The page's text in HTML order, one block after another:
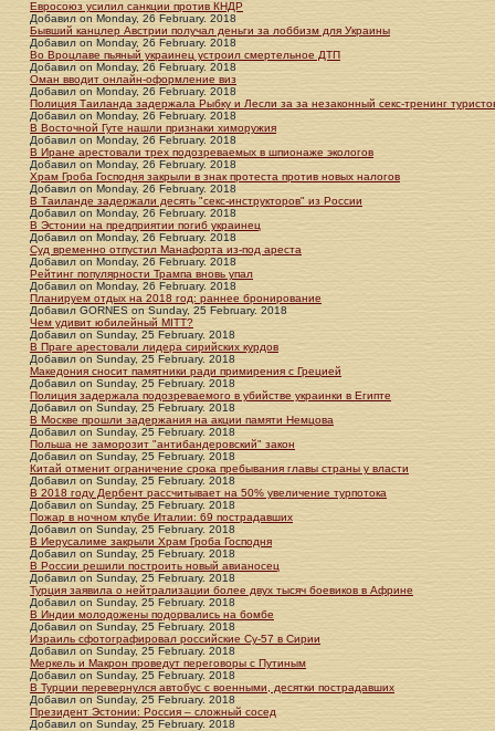
Евросоюз усилил санкции против КНДР
Добавил on Monday, 26 February. 2018
Бывший канцлер Австрии получал деньги за лоббизм для Украины
Добавил on Monday, 26 February. 2018
Во Вроцлаве пьяный украинец устроил смертельное ДТП
Добавил on Monday, 26 February. 2018
Оман вводит онлайн-оформление виз
Добавил on Monday, 26 February. 2018
Полиция Таиланда задержала Рыбку и Лесли за за незаконный секс-тренинг
Добавил on Monday, 26 February. 2018
В Восточной Гуте нашли признаки химоружия
Добавил on Monday, 26 February. 2018
В Иране арестовали трех подозреваемых в шпионаже экологов
Добавил on Monday, 26 February. 2018
Храм Гроба Господня закрыли в знак протеста против новых налогов
Добавил on Monday, 26 February. 2018
В Таиланде задержали десять "секс-инструкторов" из России
Добавил on Monday, 26 February. 2018
В Эстонии на предприятии погиб украинец
Добавил on Monday, 26 February. 2018
Суд временно отпустил Манафорта из-под ареста
Добавил on Monday, 26 February. 2018
Рейтинг популярности Трампа вновь упал
Добавил on Monday, 26 February. 2018
Планируем отдых на 2018 год: раннее бронирование
Добавил GORNES onSunday, 25 February. 2018
Чем удивит юбилейный MITT?
Добавил on Sunday, 25 February. 2018
В Праге арестовали лидера сирийских курдов
Добавил on Sunday, 25 February. 2018
Македония сносит памятники ради примирения с Грецией
Добавил on Sunday, 25 February. 2018
Полиция задержала подозреваемого в убийстве украинки в Египте
Добавил on Sunday, 25 February. 2018
В Москве прошли задержания на акции памяти Немцова
Добавил on Sunday, 25 February. 2018
Польша не заморозит "антибандеровский" закон
Добавил on Sunday, 25 February. 2018
Китай отменит ограничение срока пребывания главы страны у власти
Добавил on Sunday, 25 February. 2018
В 2018 году Дербент рассчитывает на 50% увеличение турпотока
Добавил on Sunday, 25 February. 2018
Пожар в ночном клубе Италии: 69 пострадавших
Добавил on Sunday, 25 February. 2018
В Иерусалиме закрыли Храм Гроба Господня
Добавил on Sunday, 25 February. 2018
В России решили построить новый авианосец
Добавил on Sunday, 25 February. 2018
Турция заявила о нейтрализации более двух тысяч боевиков в Африне
Добавил on Sunday, 25 February. 2018
В Индии молодожены подорвались на бомбе
Добавил on Sunday, 25 February. 2018
Израиль сфотографировал российские Су-57 в Сирии
Добавил on Sunday, 25 February. 2018
Меркель и Макрон проведут переговоры с Путиным
Добавил on Sunday, 25 February. 2018
В Турции перевернулся автобус с военными, десятки пострадавших
Добавил on Sunday, 25 February. 2018
Президент Эстонии: Россия – сложный сосед
Добавил on Sunday, 25 February. 2018